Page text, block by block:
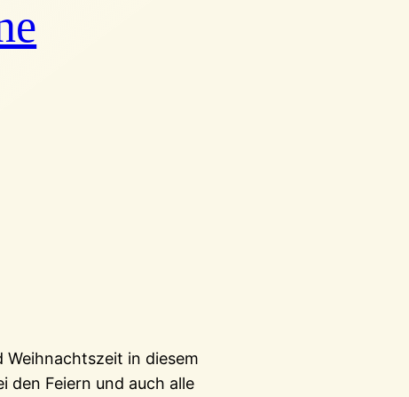
in diesem
den Feiern und auch alle